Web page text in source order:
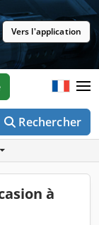
Vers l'application
Rechercher
à